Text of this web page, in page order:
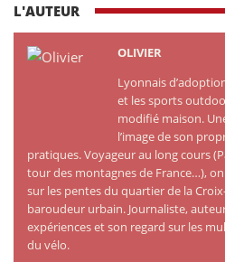
L'AUTEUR
OLIVIER
Lyonnais
et les sports
modifié maison.
l’image de son
pratiques. Voyageur au long cours
tour des montagnes de France…),
sur les pentes du quartier de la
baroudeur urbain. Journaliste,
expériences et son regard sur les
du vélo.